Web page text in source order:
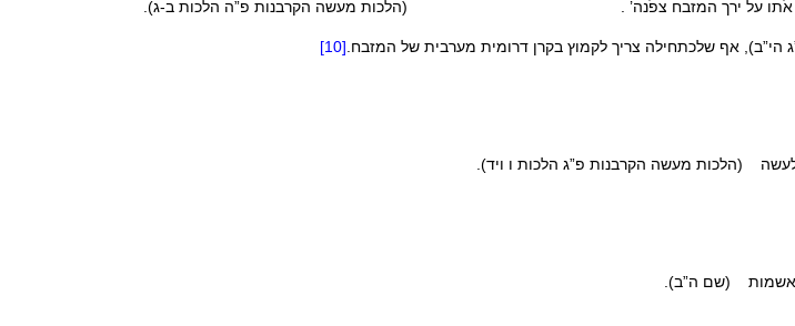
אֹתו על ירך המזבח צפֹנה’ . (הלכות מעשה הקרבנות פ”ה הלכות ב-ג).
הי”ב), אף שלכתחילה צריך לקמוץ בקרן דרומית מערבית של המזבח. [10]
(הלכות מעשה הקרבנות פ”ג הלכות ו ויד).
(שם ה”ב).